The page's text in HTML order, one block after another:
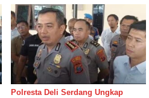
Tersangka Diamankan
Polresta Deli Serdang Ungkap